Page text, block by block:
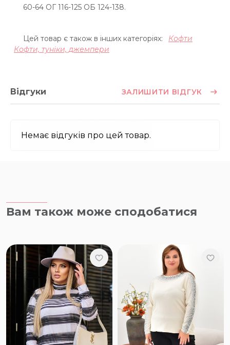
60-64 ОГ 116-125 ОБ 124-138.
Цей товар є також в інших категоріях:
Кофти
Кофти, туніки, джемпери
Відгуки ЗАЛИШИТИ ВІДГУК
Немає відгуків про цей товар.
Вам також може сподобатися